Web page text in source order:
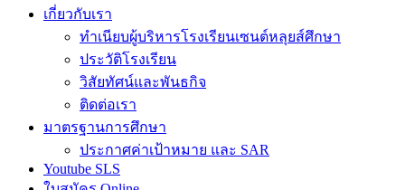
เกี่ยวกับเรา
ทำเนียบผู้บริหารโรงเรียนเซนต์หลุยส์ศึกษา
ประวัติโรงเรียน
วิสัยทัศน์และพันธกิจ
ติดต่อเรา
มาตรฐานการศึกษา
ประกาศค่าเป้าหมาย และ SAR
Youtube SLS